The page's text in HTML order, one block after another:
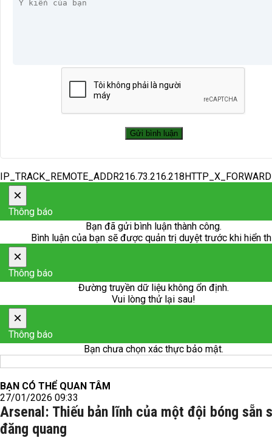
×
Thông báo
Bạn đã gửi bình luận thành công.
Bình luận của bạn sẽ được quản trị duyệt trước khi hiển
×
Thông báo
Đường truyền dữ liệu không ổn định.
Vui lòng thử lại sau!
×
Thông báo
Bạn chưa chọn xác thực bảo mật.
BẠN CÓ THỂ QUAN TÂM
27/01/2026 09:33
Arsenal: Thiếu bản lĩnh của một đội bóng sẵn
đăng quang